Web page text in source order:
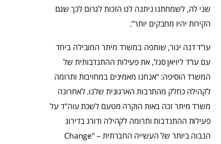
שני לה, לשמחתנו ניתנה לנו הזכות לגרום לכך שגם
הקירות יהיו מחבקים יותר".
עו"ד דנה יגור, שותפה במשרד מיתר המובילה ביחד
עם עו"ד ליויאן סגל, את פעילות ההתנדבותית של
המשרד הוסיפה: "אנחנו מאמינים במחויבות ותרומה
לקהילה כחלק מהתרבות הארגונית שלנו. לאחרונה
משרד מיתר זכה באות הוקרה מטעם לשכת עוה"ד על
פעילות ההתנדבות ותרומה לקהילה ודורג בדירוג
הגבוה ביותר של העשייה החברתית – "Change